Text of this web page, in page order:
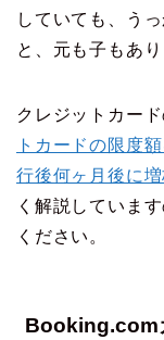
していても、う
と、元も子もあり
クレジットカー
トカードの限度
行後何ヶ月後に
く解説していま
ください。
Booking.com